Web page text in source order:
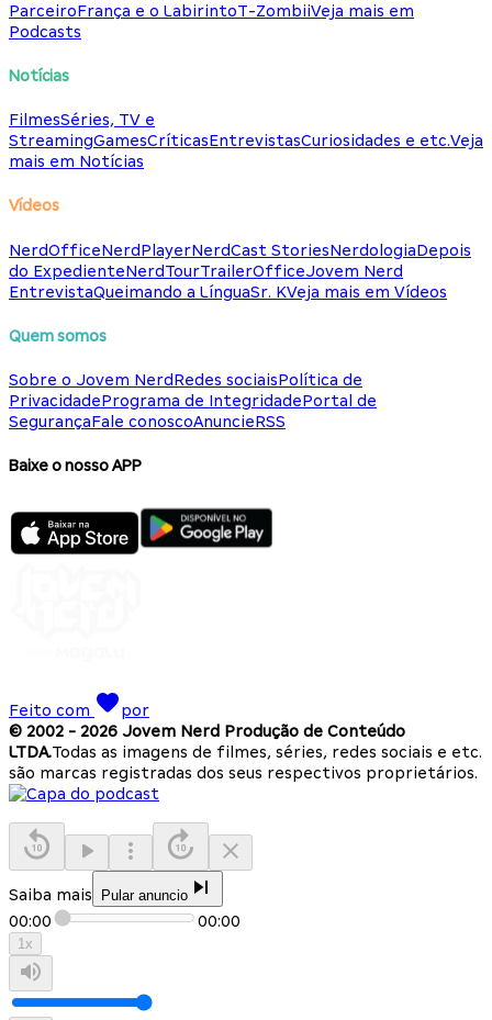
ParceiroFrança e o LabirintoT-ZombiiVeja mais em
Podcasts
Notícias
FilmesSéries, TV e
StreamingGamesCríticasEntrevistasCuriosidades e etc.Veja
mais em Notícias
Vídeos
NerdOfficeNerdPlayerNerdCast StoriesNerdologiaDepois
do ExpedienteNerdTourTrailerOfficeJovem Nerd
EntrevistaQueimando a LínguaSr. KVeja mais em Vídeos
Quem somos
Sobre o Jovem NerdRedes sociaisPolítica de
PrivacidadePrograma de IntegridadePortal de
SegurançaFale conoscoAnuncieRSS
Baixe o nosso APP
Feito com
por
© 2002 - 2026 Jovem Nerd Produção de Conteúdo
LTDA.Todas as imagens de filmes, séries, redes sociais e etc.
são marcas registradas dos seus respectivos proprietários.
Saiba mais Pular anuncio
00:00 00:00
1x